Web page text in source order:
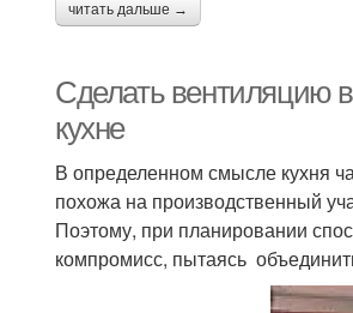
читать дальше →
Сделать вентиляцию
кухне
В определенном смысле кухня
похожа на производственный
Поэтому, при планировании
компромисс, пытаясь